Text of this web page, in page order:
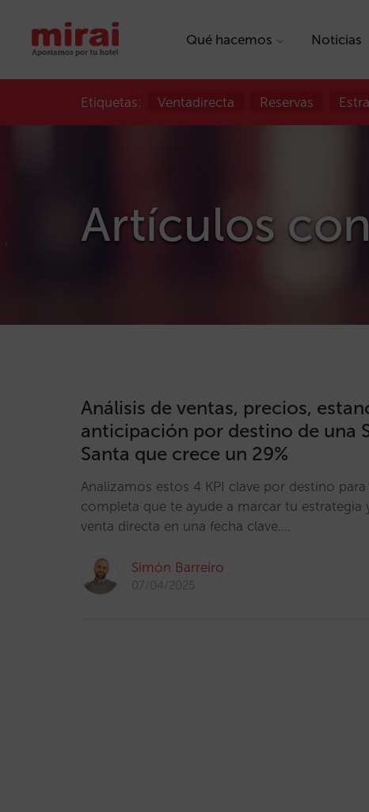
Qué hacemos Noticias
Etiquetas: Ventadirecta Reservas
Artículos
Análisis de ventas, precios,
anticipación por destino de una
Santa que crece un 29%
Analizamos estos 4 KPI clave por destino
completa que te ayude a marcar tu estrategia
venta directa en una fecha clave.…
Simón Barreiro
07/04/2025